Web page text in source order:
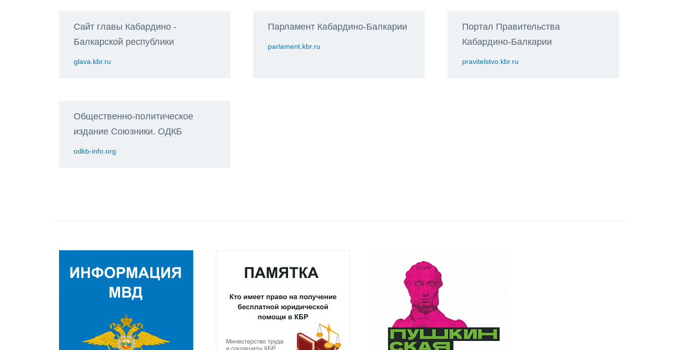
Сайт главы Кабардино -
Балкарской республики
glava.kbr.ru
Парламент Кабардино-Балкарии
parlament.kbr.ru
Портал Правительства
Кабардино-Балкарии
pravitelstvo.kbr.ru
Общественно-политическое
издание Союзники. ОДКБ
odkb-info.org